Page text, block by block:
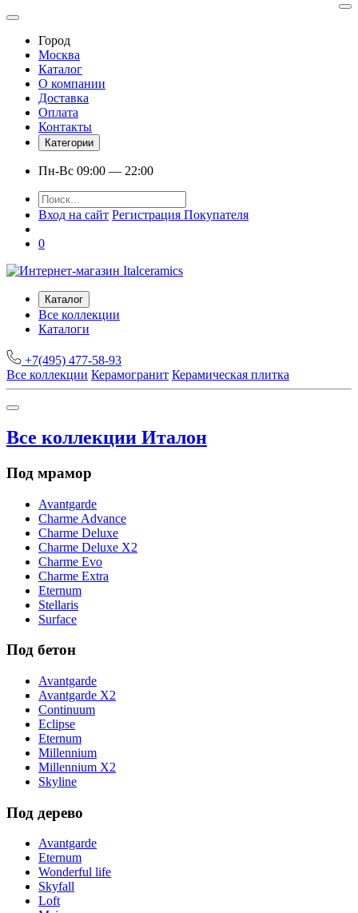
Город
Москва
Каталог
О компании
Доставка
Оплата
Контакты
Категории
Пн-Вс 09:00 — 22:00
Вход на сайт Регистрация Покупателя
0
Каталог
Все коллекции
Каталоги
+7(495) 477-58-93
Все коллекции Керамогранит Керамическая плитка
Все коллекции Италон
Под мрамор
Avantgarde
Charme Advance
Charme Deluxe
Charme Deluxe X2
Charme Evo
Charme Extra
Eternum
Stellaris
Surface
Под бетон
Avantgarde
Avantgarde X2
Continuum
Eclipse
Eternum
Millennium
Millennium X2
Skyline
Под дерево
Avantgarde
Eternum
Wonderful life
Skyfall
Loft